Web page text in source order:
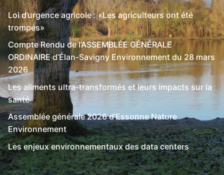
Loi d’urgence agricole : «Les agriculteurs ont été
trompés»
Compte Rendu de l’ASSEMBLÉE GÉNÉRALE
ORDINAIRE d’Élan-Savigny Environnement du 28 mars
2026
Les aliments ultra-transformés et leurs impacts sur la
santé
Assemblée générale 2026 d’Essonne Nature
Environnement
Les enjeux environnementaux des data centers